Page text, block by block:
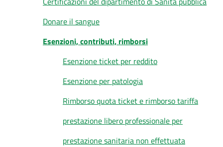
Donare il sangue
Esenzioni, contributi, rimborsi
Esenzione ticket per reddito
Esenzione per patologia
Rimborso quota ticket e rimborso tariffa
prestazione libero professionale per
prestazione sanitaria non effettuata